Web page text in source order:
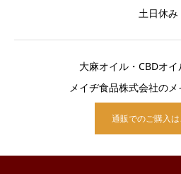
土日休み
大麻オイル・CBDオ
メイヂ食品株式会社の
通販でのご購入は